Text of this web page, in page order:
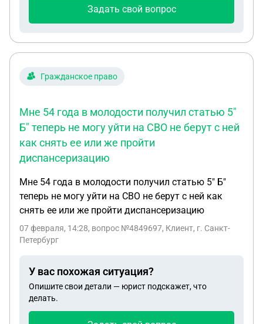
Задать свой вопрос
Гражданское право
Мне 54 года в молодости получил статью 5"
Б" теперь не могу уйти на СВО не берут с ней
как снять ее или же пройти
диспансеризацию
Мне 54 года в молодости получил статью 5" Б"
теперь не могу уйти на СВО не берут с ней как
снять ее или же пройти диспансеризацию
07 февраля, 14:28, вопрос №4849697, Клиент, г. Санкт-
Петербург
У вас похожая ситуация?
Опишите свои детали — юрист подскажет, что
делать.